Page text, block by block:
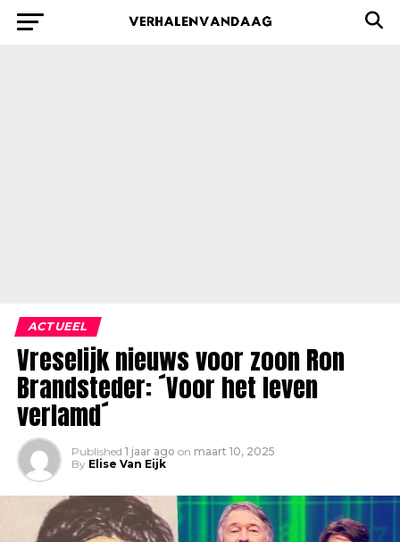
ACTUEEL
Vreselijk nieuws voor zoon Ron
Brandsteder: ´Voor het leven
verlamd´
Published 1 jaar ago on maart 10, 2025
By Elise Van Eijk